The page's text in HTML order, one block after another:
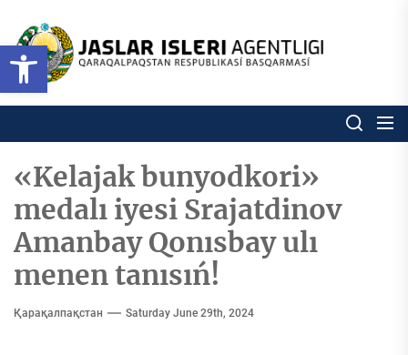
Open toolbar
content
Respublikası
basqarması
Ózbekstan jaslar isleri
«Kelajak bunyodkori»
medalı iyesi Srajatdinov
Amanbay Qonısbay ulı
menen tanısıń!
Қарақалпақстан Saturday June 29th, 2024